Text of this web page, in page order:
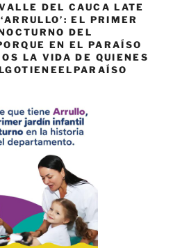
DEL CAUCA LATE
EL PRIMER
DEL
EN EL PARAÍSO
LA VIDA DE QUIENES